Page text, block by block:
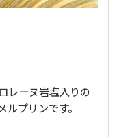
レーヌ岩塩入りの
プリンです。